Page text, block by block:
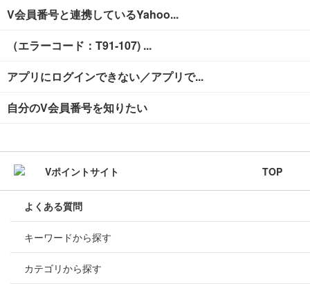
V会員番号と連携しているYahoo...
（エラーコード：T91-107) ...
アプリにログインできない／アプリで...
自分のV会員番号を知りたい
TOP
よくある質問
キーワードから探す
カテゴリから探す